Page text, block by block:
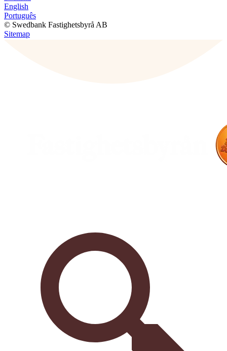
English
Português
© Swedbank Fastighetsbyrå AB
Sitemap